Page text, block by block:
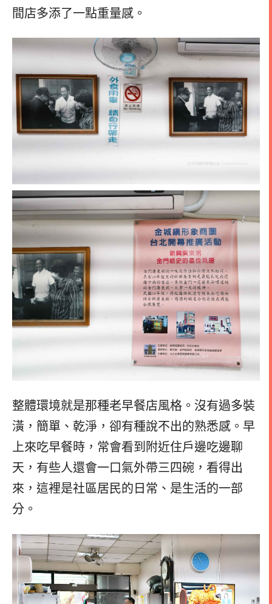
間店多添了一點重量感。
整體環境就是那種老早餐店風格。沒有過多裝
潢，簡單、乾淨，卻有種說不出的熟悉感。早
上來吃早餐時，常會看到附近住戶邊吃邊聊
天，有些人還會一口氣外帶三四碗，看得出
來，這裡是社區居民的日常、是生活的一部
分。